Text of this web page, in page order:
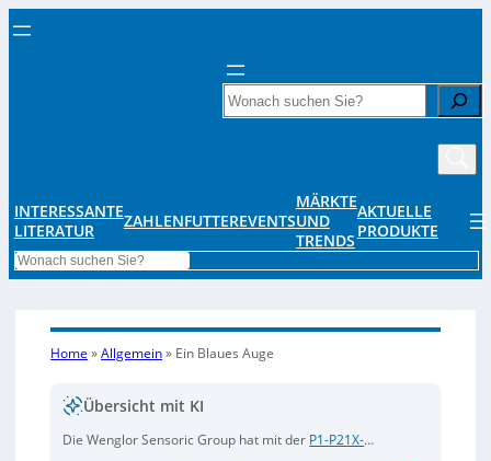
Search
INTERESSANTE
LITERATUR
ZAHLENFUTTEREVENTS
MÄRKTE
UND
TRENDS
AKTUELLE
PRODUKTE
Search
Home »Allgemein» Ein Blaues Auge
Übersicht mit KI
Die Wenglor Sensoric Group hat mit der P1-P21X-